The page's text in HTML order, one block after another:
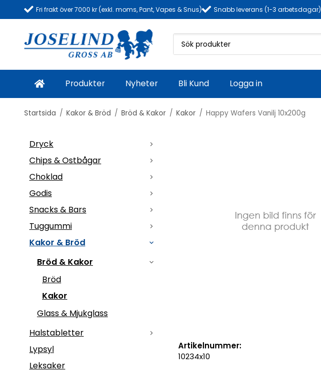
Fri frakt över 7000 kr (exkl. moms, Pant, Vapes & Snus) Snabb leverans (1-3 arbetsdagar)
Produkter Nyheter Bli Kund Logga in
Startsida / Kakor & Bröd / Bröd & Kakor / Kakor / Happy Wafers Vanilj 10x200g
Dryck
Chips & Ostbågar
Choklad
Godis
Snacks & Bars
Tuggummi
Kakor & Bröd
Bröd & Kakor
Bröd
Kakor
Glass & Mjukglass
Halstabletter
Lypsyl
Leksaker
Artikelnummer:
10234x10